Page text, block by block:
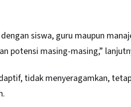
siswa, guru maupun
potensi masing-masing,”
tidak menyeragamkan,